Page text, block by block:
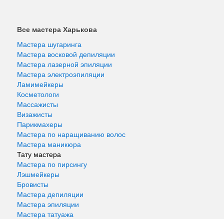
Все мастера Харькова
Мастера шугаринга
Мастера восковой депиляции
Мастера лазерной эпиляции
Мастера электроэпиляции
Ламимейкеры
Косметологи
Массажисты
Визажисты
Парикмахеры
Мастера по наращиванию волос
Мастера маникюра
Тату мастера
Мастера по пирсингу
Лэшмейкеры
Бровисты
Мастера депиляции
Мастера эпиляции
Мастера татуажа